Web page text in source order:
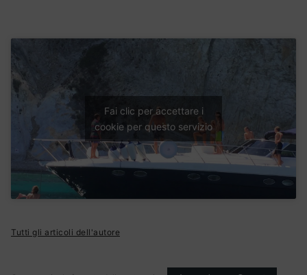
Fai clic per accettare i
cookie per questo servizio
Tutti gli articoli dell'autore